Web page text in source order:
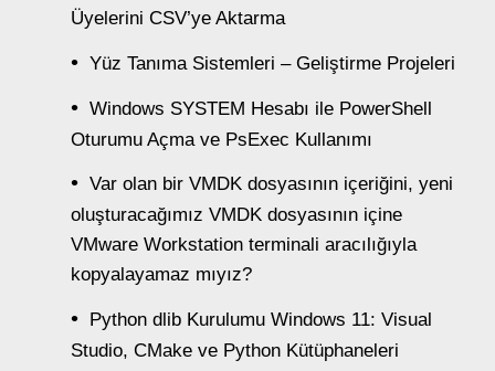
Üyelerini CSV’ye Aktarma
Yüz Tanıma Sistemleri – Geliştirme Projeleri
Windows SYSTEM Hesabı ile PowerShell
Oturumu Açma ve PsExec Kullanımı
Var olan bir VMDK dosyasının içeriğini, yeni
oluşturacağımız VMDK dosyasının içine
VMware Workstation terminali aracılığıyla
kopyalayamaz mıyız?
Python dlib Kurulumu Windows 11: Visual
Studio, CMake ve Python Kütüphaneleri